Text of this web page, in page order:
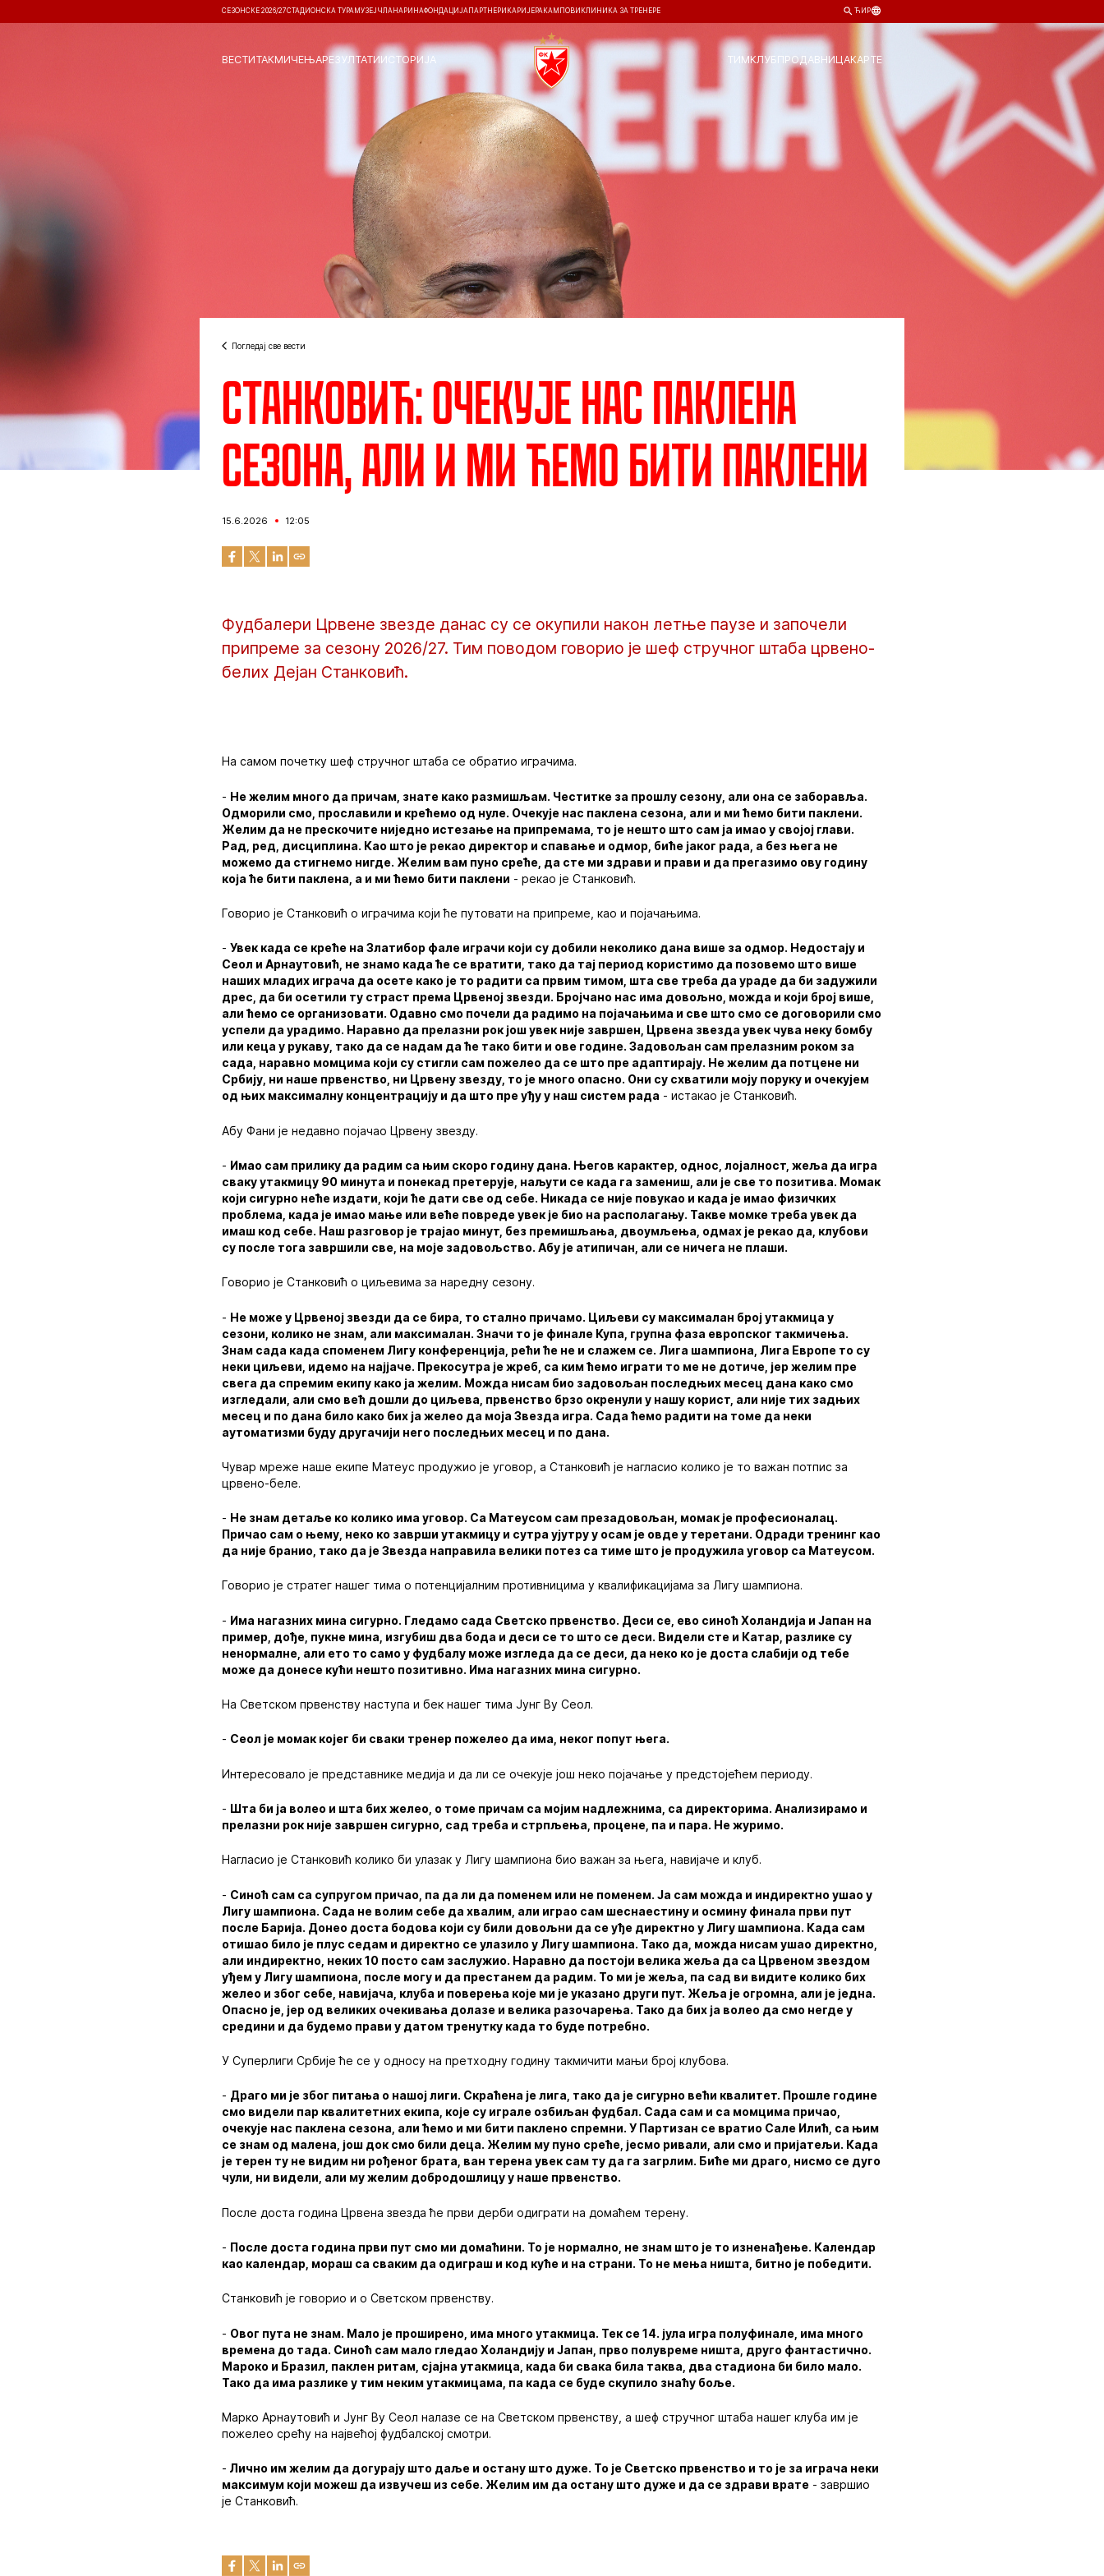
СЕЗОНСКЕ 2026/27СТАДИОНСКА ТУРА МУЗЕЈ ЧЛАНАРИНАФОНДАЦИЈА ПАРТНЕРИ КАРИЈЕРА КАМПОВИ КЛИНИКА ЗА ТРЕНЕРЕ ЋИР
ВЕСТИТАКМИЧЕЊАРЕЗУЛТАТИИСТОРИЈА ТИМКЛУБПРОДАВНИЦАКАРТЕ
Погледај све вести
Станковић: Очекује нас паклена
сезона, али и ми ћемо бити паклени
15.6.2026 12:05
Фудбалери Црвене звезде данас су се окупили након летње паузе и започели
припреме за сезону 2026/27. Тим поводом говорио је шеф стручног штаба црвено-
белих Дејан Станковић.
На самом почетку шеф стручног штаба се обратио играчима.
- Не желим много да причам, знате како размишљам. Честитке за прошлу сезону, али она се заборавља.
Одморили смо, прославили и крећемо од нуле. Очекује нас паклена сезона, али и ми ћемо бити паклени.
Желим да не прескочите ниједно истезање на припремама, то је нешто што сам ја имао у својој глави.
Рад, ред, дисциплина. Као што је рекао директор и спавање и одмор, биће јаког рада, а без њега не
можемо да стигнемо нигде. Желим вам пуно среће, да сте ми здрави и прави и да прегазимо ову годину
која ће бити паклена, а и ми ћемо бити паклени - рекао је Станковић.
Говорио је Станковић о играчима који ће путовати на припреме, као и појачањима.
-Увек када се креће на Златибор фале играчи који су добили неколико дана више за одмор. Недостају и
Сеол и Арнаутовић, не знамо када ће се вратити, тако да тај период користимо да позовемо што више
наших младих играча да осете како је то радити са првим тимом, шта све треба да ураде да би задужили
дрес, да би осетили ту страст према Црвеној звезди. Бројчано нас има довољно, можда и који број више,
али ћемо се организовати. Одавно смо почели да радимо на појачањима и све што смо се договорили смо
успели да урадимо. Наравно да прелазни рок још увек није завршен, Црвена звезда увек чува неку бомбу
или кеца у рукаву, тако да се надам да ће тако бити и ове године. Задовољан сам прелазним роком за
сада, наравно момцима који су стигли сам пожелео да се што пре адаптирају. Не желим да потцене ни
Србију, ни наше првенство, ни Црвену звезду, то је много опасно. Они су схватили моју поруку и очекујем
од њих максималну концентрацију и да што пре уђу у наш систем рада - истакао је Станковић.
Абу Фани је недавно појачао Црвену звезду.
- Имао сам прилику да радим са њим скоро годину дана. Његов карактер, однос, лојалност, жеља да игра
сваку утакмицу 90 минута и понекад претерује, наљути се када га замениш, али је све то позитива. Момак
који сигурно неће издати, који ће дати све од себе. Никада се није повукао и када је имао физичких
проблема, када је имао мање или веће повреде увек је био на располагању. Такве момке треба увек да
имаш код себе. Наш разговор је трајао минут, без премишљања, двоумљења, одмах је рекао да, клубови
су после тога завршили све, на моје задовољство. Абу је атипичан, али се ничега не плаши.
Говорио је Станковић о циљевима за наредну сезону.
- Не може у Црвеној звезди да се бира, то стално причамо. Циљеви су максималан број утакмица у
сезони, колико не знам, али максималан. Значи то је финале Купа, групна фаза европског такмичења.
Знам сада када споменем Лигу конференција, рећи ће не и слажем се. Лига шампиона, Лига Европе то су
неки циљеви, идемо на најјаче. Прекосутра је жреб, са ким ћемо играти то ме не дотиче, јер желим пре
свега да спремим екипу како ја желим. Можда нисам био задовољан последњих месец дана како смо
изгледали, али смо већ дошли до циљева, првенство брзо окренули у нашу корист, али није тих задњих
месец и по дана било како бих ја желео да моја Звезда игра. Сада ћемо радити на томе да неки
аутоматизми буду другачији него последњих месец и по дана.
Чувар мреже наше екипе Матеус продужио је уговор, а Станковић је нагласио колико је то важан потпис за
црвено-беле.
- Не знам детаље ко колико има уговор. Са Матеусом сам презадовољан, момак је професионалац.
Причао сам о њему, неко ко заврши утакмицу и сутра ујутру у осам је овде у теретани. Одради тренинг као
да није бранио, тако да је Звезда направила велики потез са тиме што је продужила уговор са Матеусом.
Говорио је стратег нашег тима о потенцијалним противницима у квалификацијама за Лигу шампиона.
- Има нагазних мина сигурно. Гледамо сада Светско првенство. Деси се, ево синоћ Холандија и Јапан на
пример, дође, пукне мина, изгубиш два бода и деси се то што се деси. Видели сте и Катар, разлике су
ненормалне, али ето то само у фудбалу може изгледа да се деси, да неко ко је доста слабији од тебе
може да донесе кући нешто позитивно. Има нагазних мина сигурно.
На Светском првенству наступа и бек нашег тима Јунг Ву Сеол.
- Сеол је момак којег би сваки тренер пожелео да има, неког попут њега.
Интересовало је представнике медија и да ли се очекује још неко појачање у предстојећем периоду.
- Шта би ја волео и шта бих желео, о томе причам са мојим надлежнима, са директорима. Анализирамо и
прелазни рок није завршен сигурно, сад треба и стрпљења, процене, па и пара. Не журимо.
Нагласио је Станковић колико би улазак у Лигу шампиона био важан за њега, навијаче и клуб.
- Синоћ сам са супругом причао, па да ли да поменем или не поменем. Ја сам можда и индиректно ушао у
Лигу шампиона. Сада не волим себе да хвалим, али играо сам шеснаестину и осмину финала први пут
после Барија. Донео доста бодова који су били довољни да се уђе директно у Лигу шампиона. Када сам
отишао било је плус седам и директно се улазило у Лигу шампиона. Тако да, можда нисам ушао директно,
али индиректно, неких 10 посто сам заслужио. Наравно да постоји велика жеља да са Црвеном звездом
уђем у Лигу шампиона, после могу и да престанем да радим. То ми је жеља, па сад ви видите колико бих
желео и због себе, навијача, клуба и поверења које ми је указано други пут. Жеља је огромна, али је једна.
Опасно је, јер од великих очекивања долазе и велика разочарења. Тако да бих ја волео да смо негде у
средини и да будемо прави у датом тренутку када то буде потребно.
У Суперлиги Србије ће се у односу на претходну годину такмичити мањи број клубова.
- Драго ми је због питања о нашој лиги. Скраћена је лига, тако да је сигурно већи квалитет. Прошле године
смо видели пар квалитетних екипа, које су играле озбиљан фудбал. Сада сам и са момцима причао,
очекује нас паклена сезона, али ћемо и ми бити паклено спремни. У Партизан се вратио Сале Илић, са њим
се знам од малена, још док смо били деца. Желим му пуно среће, јесмо ривали, али смо и пријатељи. Када
је терен ту не видим ни рођеног брата, ван терена увек сам ту да га загрлим. Биће ми драго, нисмо се дуго
чули, ни видели, али му желим добродошлицу у наше првенство.
После доста година Црвена звезда ће први дерби одиграти на домаћем терену.
- После доста година први пут смо ми домаћини. То је нормално, не знам што је то изненађење. Календар
као календар, мораш са сваким да одиграш и код куће и на страни. То не мења ништа, битно је победити.
Станковић је говорио и о Светском првенству.
- Овог пута не знам. Мало је проширено, има много утакмица. Тек се 14. јула игра полуфинале, има много
времена до тада. Синоћ сам мало гледао Холандију и Јапан, прво полувреме ништа, друго фантастично.
Мароко и Бразил, паклен ритам, сјајна утакмица, када би свака била таква, два стадиона би било мало.
Тако да има разлике у тим неким утакмицама, па када се буде скупило знаћу боље.
Марко Арнаутовић и Јунг Ву Сеол налазе се на Светском првенству, а шеф стручног штаба нашег клуба им је
пожелео срећу на највећој фудбалској смотри.
- Лично им желим да догурају што даље и остану што дуже. То је Светско првенство и то је за играча неки
максимум који можеш да извучеш из себе. Желим им да остану што дуже и да се здрави врате - завршио
је Станковић.